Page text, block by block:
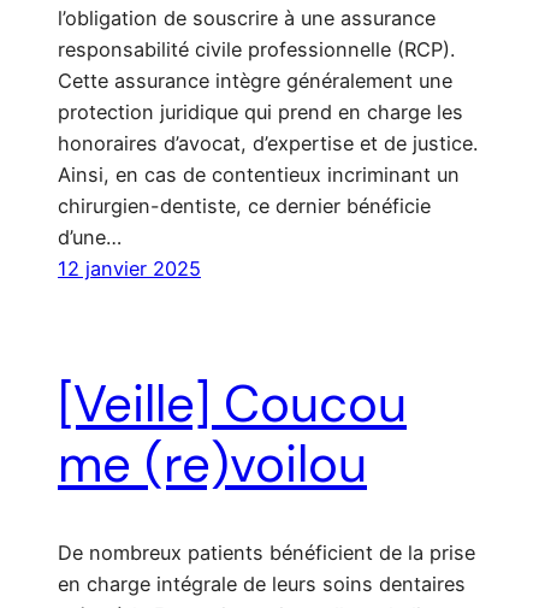
l’obligation de souscrire à une assurance
responsabilité civile professionnelle (RCP).
Cette assurance intègre généralement une
protection juridique qui prend en charge les
honoraires d’avocat, d’expertise et de justice.
Ainsi, en cas de contentieux incriminant un
chirurgien-dentiste, ce dernier bénéficie
d’une…
12 janvier 2025
[Veille] Coucou
me (re)voilou
De nombreux patients bénéficient de la prise
en charge intégrale de leurs soins dentaires